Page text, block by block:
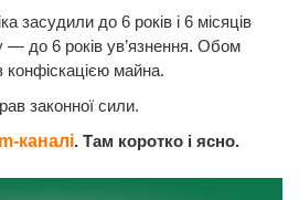
засудили до 6 років і 6 місяців
— до 6 років ув’язнення. Обом
конфіскацією майна.
законної сили.
каналі. Там коротко і ясно.